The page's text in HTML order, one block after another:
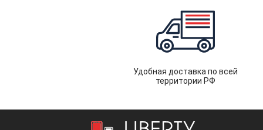
Удобная доставка по всей
территории РФ